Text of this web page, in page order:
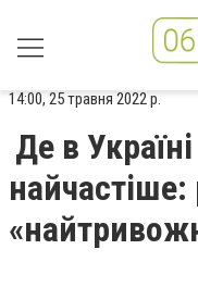
14:00, 25 травня 2022 р.
Де в
найчастіше: